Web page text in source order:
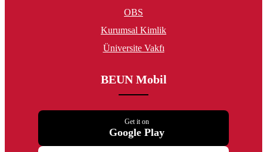
OBS
Kurumsal Kimlik
Üniversite Vakfı
BEUN Mobil
Get it on
Google Play